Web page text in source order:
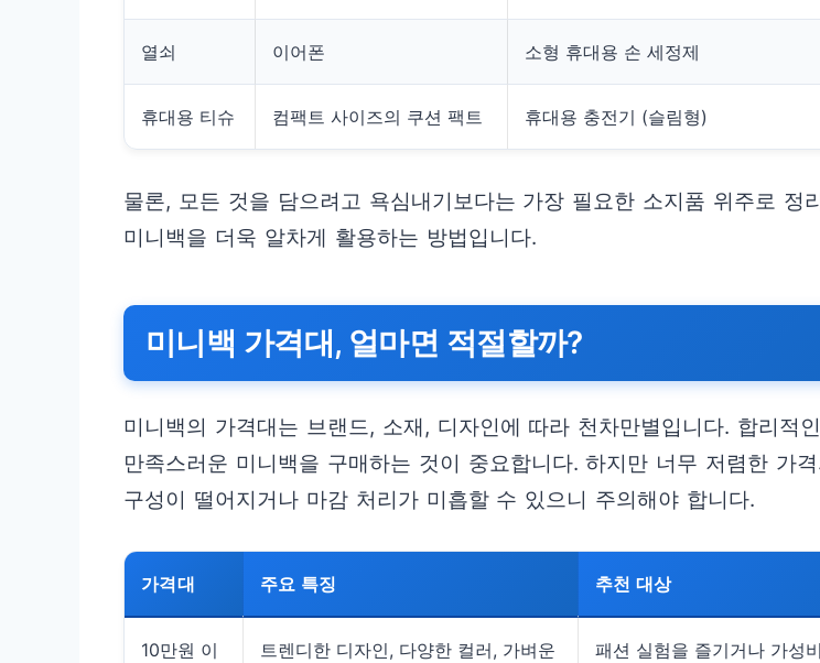
열쇠 이어폰 소형 휴대용 손 세정제
휴대용 티슈 컴팩트 사이즈의 쿠션 팩트 휴대용 충전기 (슬림형)
물론, 모든 것을 담으려고 욕심내기보다는 가장 필요한 소지품 위주로 정
미니백을 더욱 알차게 활용하는 방법입니다.
미니백 가격대, 얼마면 적절할까?
미니백의 가격대는 브랜드, 소재, 디자인에 따라 천차만별입니다. 합리적
만족스러운 미니백을 구매하는 것이 중요합니다. 하지만 너무 저렴한 가
구성이 떨어지거나 마감 처리가 미흡할 수 있으니 주의해야 합니다.
가격대 주요 특징 추천 대상
10만원 이
트렌디한 디자인, 다양한 컬러, 가벼운
패션 실험을 즐기거나 가성